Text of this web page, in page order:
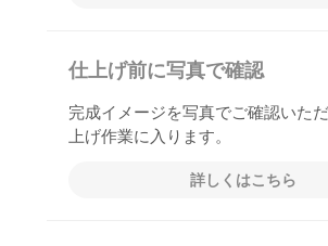
仕上げ前に写真で確認
完成イメージを写真でご確認いた
上げ作業に入ります。
詳しくはこちら